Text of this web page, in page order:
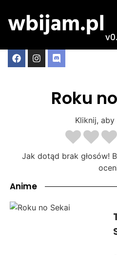
Roku
Kliknij, aby
Jak dotąd brak głosów!
Anime